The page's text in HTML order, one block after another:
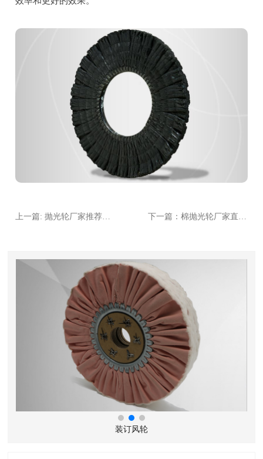
上一篇: 抛光轮厂家推荐：2024年性价比**的5家企业 下一篇：棉抛光轮厂家直销：如何找到靠谱供应商？
装订风轮